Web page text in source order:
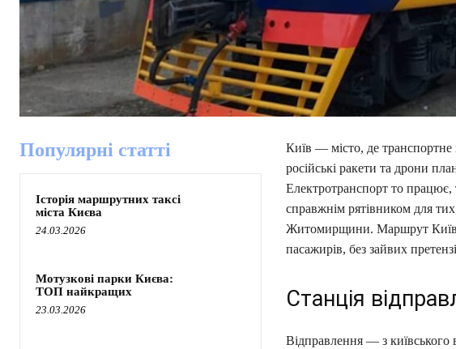
Популярні статті
Історія маршрутних таксі
міста Києва
24.03.2026
Мотузкові парки Києва:
ТОП найкращих
23.03.2026
Київ — місто, де транспортне
російські ракети та дрони
Електротранспорт то працює,
справжнім рятівником для
Житомирщини. Маршрут Київ
пасажирів, без зайвих
Станція
Відправлення — з київського